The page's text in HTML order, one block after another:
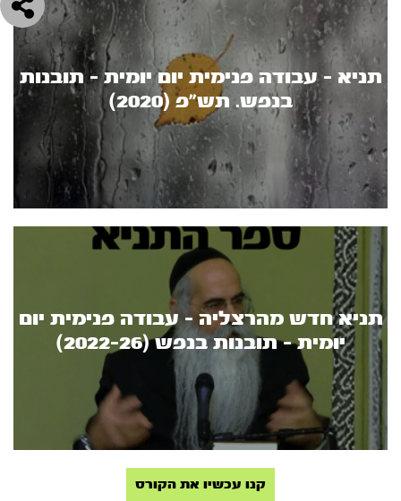
תניא - עבודה פנימית יום יומית - תובנות
בנפש. תש"פ (2020)
תניא חדש מהרצליה - עבודה פנימית יום
יומית - תובנות בנפש (2022-26)
קנו עכשיו את הקורס